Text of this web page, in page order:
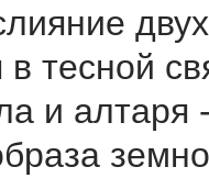
тесной
и алтаря